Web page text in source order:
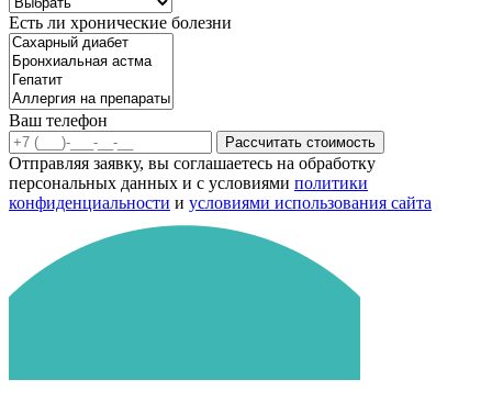
Есть ли хронические болезни
Ваш телефон
Рассчитать стоимость
Отправляя заявку, вы соглашаетесь на обработку
персональных данных и с условиями политики
конфиденциальности и условиями использования сайта